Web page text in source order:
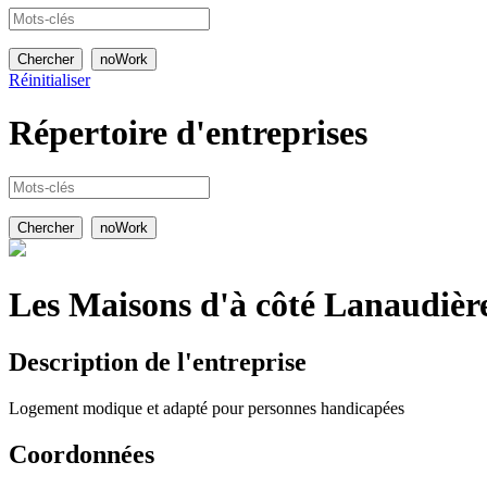
Réinitialiser
Répertoire d'entreprises
Les Maisons d'à côté
Description de l'entreprise
Logement modique et adapté pour personnes handicapées
Coordonnées